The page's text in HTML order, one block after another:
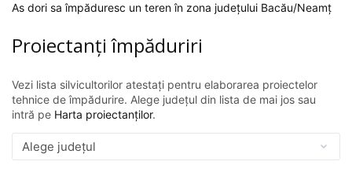
As dori sa împăduresc un teren în zona județului Bacău/Neamț
Proiectanți împăduriri
Vezi lista silvicultorilor atestați pentru elaborarea proiectelor
tehnice de împădurire. Alege județul din lista de mai jos sau
intră pe Harta proiectanților.